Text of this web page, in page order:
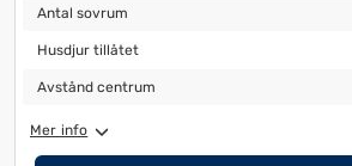
Antal sovrum
Antal sovrum
Husdjur tillåtet
Husdjur tillåtet
Avstånd centrum
Avstånd centrum
Mer info